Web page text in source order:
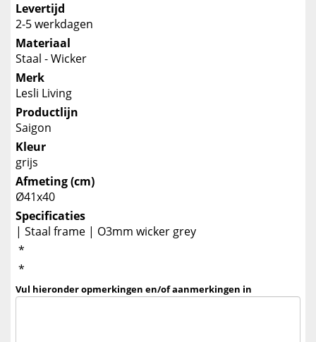
Levertijd
2-5 werkdagen
Materiaal
Staal - Wicker
Merk
Lesli Living
Productlijn
Saigon
Kleur
grijs
Afmeting (cm)
Ø41x40
Specificaties
| Staal frame | O3mm wicker grey
*
*
Vul hieronder opmerkingen en/of aanmerkingen in